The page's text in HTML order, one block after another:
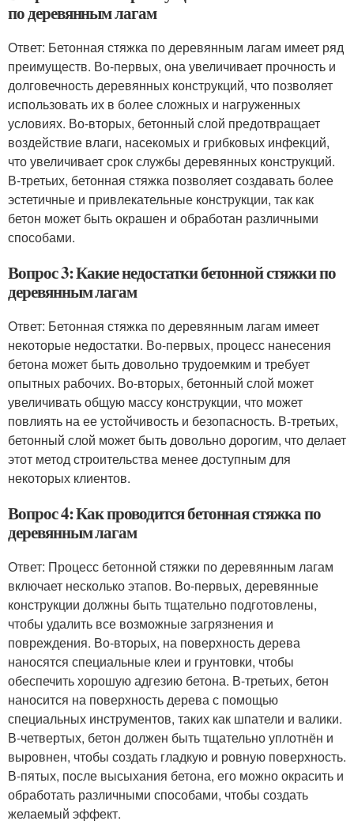
по деревянным лагам
Ответ: Бетонная стяжка по деревянным лагам имеет ряд
преимуществ. Во-первых, она увеличивает прочность и
долговечность деревянных конструкций, что позволяет
использовать их в более сложных и нагруженных
условиях. Во-вторых, бетонный слой предотвращает
воздействие влаги, насекомых и грибковых инфекций,
что увеличивает срок службы деревянных конструкций.
В-третьих, бетонная стяжка позволяет создавать более
эстетичные и привлекательные конструкции, так как
бетон может быть окрашен и обработан различными
способами.
Вопрос 3: Какие недостатки бетонной стяжки по
деревянным лагам
Ответ: Бетонная стяжка по деревянным лагам имеет
некоторые недостатки. Во-первых, процесс нанесения
бетона может быть довольно трудоемким и требует
опытных рабочих. Во-вторых, бетонный слой может
увеличивать общую массу конструкции, что может
повлиять на ее устойчивость и безопасность. В-третьих,
бетонный слой может быть довольно дорогим, что делает
этот метод строительства менее доступным для
некоторых клиентов.
Вопрос 4: Как проводится бетонная стяжка по
деревянным лагам
Ответ: Процесс бетонной стяжки по деревянным лагам
включает несколько этапов. Во-первых, деревянные
конструкции должны быть тщательно подготовлены,
чтобы удалить все возможные загрязнения и
повреждения. Во-вторых, на поверхность дерева
наносятся специальные клеи и грунтовки, чтобы
обеспечить хорошую адгезию бетона. В-третьих, бетон
наносится на поверхность дерева с помощью
специальных инструментов, таких как шпатели и валики.
В-четвертых, бетон должен быть тщательно уплотнён и
выровнен, чтобы создать гладкую и ровную поверхность.
В-пятых, после высыхания бетона, его можно окрасить и
обработать различными способами, чтобы создать
желаемый эффект.